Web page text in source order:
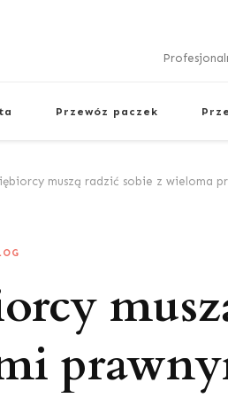
Przewóz paczek
muszą radzić sobie z wieloma